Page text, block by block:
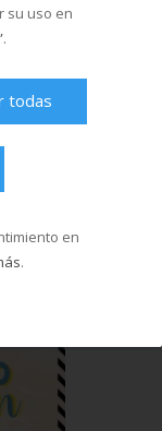
su uso en
.
todas
en
.